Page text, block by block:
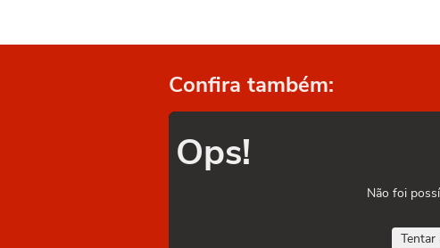
Confira também:
Ops!
Não foi
Tentar